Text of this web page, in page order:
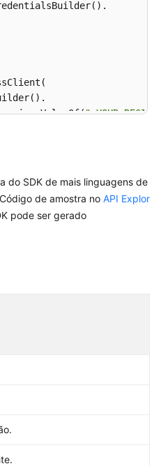
"<YOUR
= []string
a4a7-4710fe673972"
do SDK de mais linguagens de
de amostra no API Explor
pode ser gerado